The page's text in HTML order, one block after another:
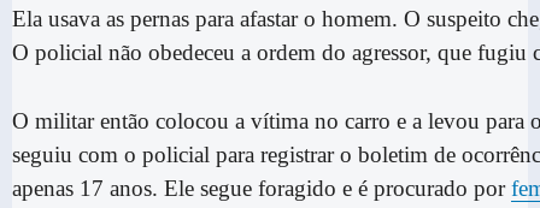
Ela usava as pernas para afastar o homem. O suspeito
O policial não obedeceu a ordem do agressor, que fugiu
O militar então colocou a vítima no carro e a levou
seguiu com o policial para registrar o boletim de
apenas 17 anos. Ele segue foragido e é procurado por